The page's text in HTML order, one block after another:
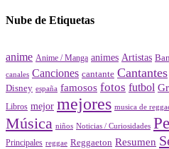
Nube de Etiquetas
anime Anime / Manga animes Artistas
canales Canciones cantante Cantantes
Disney españa famosos fotos futbol
Libros mejor mejores musica de
Música niños Noticias / Curiosidades
Principales reggae Reggaeton Resumen